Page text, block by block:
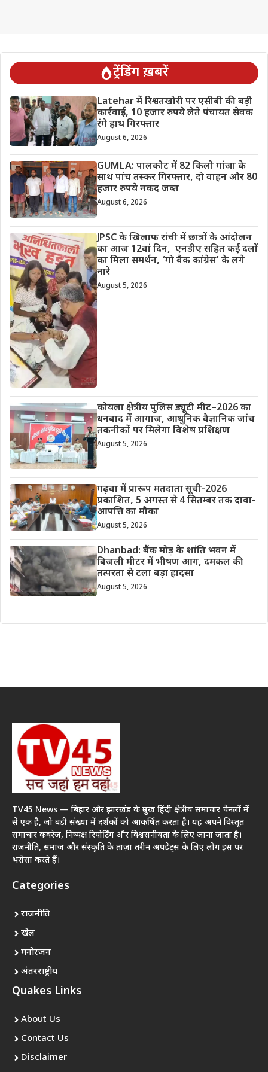
ट्रेंडिंग ख़बरें
Latehar में रिश्वतखोरी पर एसीबी की बड़ी
कार्रवाई, 10 हजार रुपये लेते पंचायत सेवक
रंगे हाथ गिरफ्तार
August 6, 2026
GUMLA: पालकोट में 82 किलो गांजा के
साथ पांच तस्कर गिरफ्तार, दो वाहन और 80
हजार रुपये नकद जब्त
August 6, 2026
JPSC के खिलाफ रांची में छात्रों के आंदोलन
का आज 12वां दिन, एनडीए सहित कई दलों
का मिला समर्थन, ‘गो बैक कांग्रेस’ के लगे
नारे
August 5, 2026
कोयला क्षेत्रीय पुलिस ड्यूटी मीट–2026 का
धनबाद में आगाज, आधुनिक वैज्ञानिक जांच
तकनीकों पर मिलेगा विशेष प्रशिक्षण
August 5, 2026
गढ़वा में प्रारूप मतदाता सूची-2026
प्रकाशित, 5 अगस्त से 4 सितम्बर तक दावा-
आपत्ति का मौका
August 5, 2026
Dhanbad: बैंक मोड़ के शांति भवन में
बिजली मीटर में भीषण आग, दमकल की
तत्परता से टला बड़ा हादसा
August 5, 2026
TV45 News — बिहार और झारखंड के प्रमुख हिंदी क्षेत्रीय समाचार चैनलों में
से एक है, जो बड़ी संख्या में दर्शकों को आकर्षित करता है। यह अपने विस्तृत
समाचार कवरेज, निष्पक्ष रिपोर्टिंग और विश्वसनीयता के लिए जाना जाता है।
राजनीति, समाज और संस्कृति के ताज़ा तरीन अपडेट्स के लिए लोग इस पर
भरोसा करते हैं।
Categories
राजनीति
खेल
मनोरंजन
अंतरराष्ट्रीय
Quakes Links
About Us
Contact Us
Disclaimer